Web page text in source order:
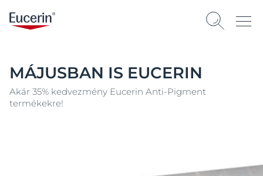
MÁJUSBAN IS EUCERIN
Akár 35% kedvezmény Eucerin Anti-Pigment
termékekre!